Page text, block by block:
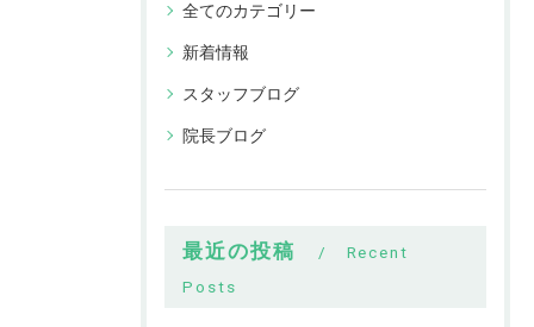
全てのカテゴリー
新着情報
スタッフブログ
院長ブログ
最近の投稿
Recent
Posts